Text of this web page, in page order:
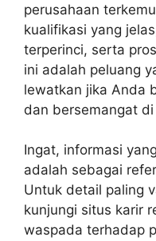
perusahaan
kualifikasi yang
terperinci, serta
ini adalah peluang
lewatkan jika Anda
dan bersemangat
Ingat, informasi
adalah sebagai
Untuk detail paling
kunjungi situs karir
waspada terhadap